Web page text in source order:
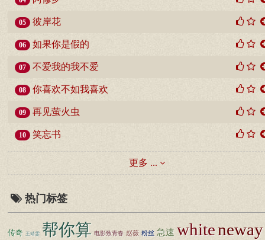
05 彼岸花
06 如果你是假的
07 不爱我的我不爱
08 你喜欢不如我喜欢
09 再见萤火虫
10 笑忘书
更多 ...
热门标签
传奇 王靖雯 帮你算 电影致青春 赵薇 粉丝 急速 whiteneway